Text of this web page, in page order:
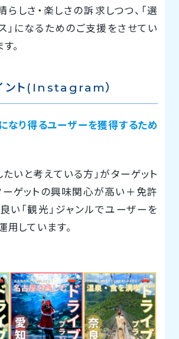
しさ・楽しさの訴求しつつ、「選
」になるためのご支援をさせてい
。
ント(Instagram）
り得るユーザーを獲得するため
たいと考えている方」がターゲット
ーゲットの興味関心が高い＋免許
い「観光」ジャンルでユーザーを
しています。